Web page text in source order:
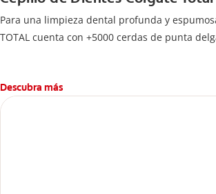
Para una limpieza dental profunda y
TOTAL cuenta con +5000 cerdas de punta
Descubra más